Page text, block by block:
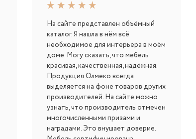
На сайте представлен объёмный
каталог. Я нашла в нём всё
необходимое для интерьера в моём
доме. Могу сказать, что мебель
красивая, качественная, надёжная.
Продукция Олмеко всегда
выделяется на фоне товаров других
производителей. На сайте можно
узнать, что производитель отмечен
многочисленными призами и
наградами. Это внушает доверие.